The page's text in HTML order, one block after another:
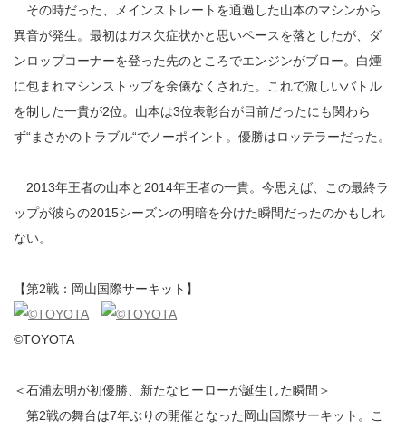
その時だった、メインストレートを通過した山本のマシンから
異音が発生。最初はガス欠症状かと思いペースを落としたが、ダ
ンロップコーナーを登った先のところでエンジンがブロー。白煙
に包まれマシンストップを余儀なくされた。これで激しいバトル
を制した一貴が2位。山本は3位表彰台が目前だったにも関わら
ず“まさかのトラブル“でノーポイント。優勝はロッテラーだった。
2013年王者の山本と2014年王者の一貴。今思えば、この最終ラ
ップが彼らの2015シーズンの明暗を分けた瞬間だったのかもしれ
ない。
【第2戦：岡山国際サーキット】
©TOYOTA
＜石浦宏明が初優勝、新たなヒーローが誕生した瞬間＞
第2戦の舞台は7年ぶりの開催となった岡山国際サーキット。こ